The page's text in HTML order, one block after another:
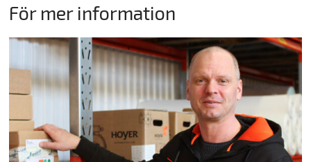
För mer information